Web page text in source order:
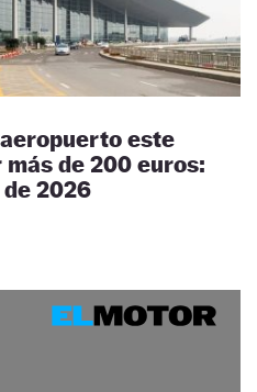
este
de 200 euros:
2026